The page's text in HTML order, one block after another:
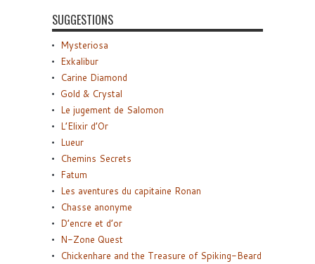
SUGGESTIONS
Mysteriosa
Exkalibur
Carine Diamond
Gold & Crystal
Le jugement de Salomon
L’Elixir d’Or
Lueur
Chemins Secrets
Fatum
Les aventures du capitaine Ronan
Chasse anonyme
D’encre et d’or
N-Zone Quest
Chickenhare and the Treasure of Spiking-Beard